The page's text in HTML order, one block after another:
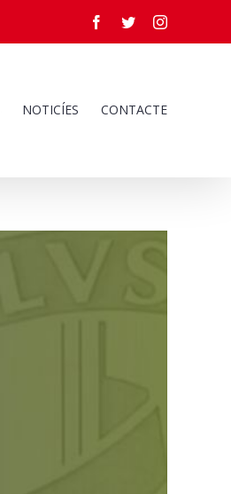
Facebook
TwitterInstagram
NOTICÍES CONTACTE